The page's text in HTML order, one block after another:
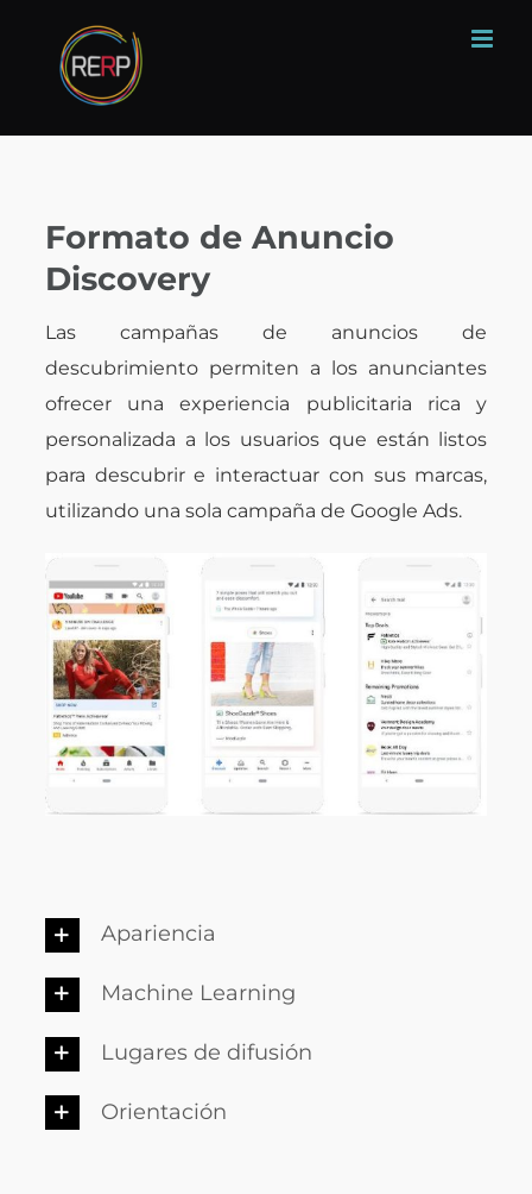
content
Formato de Anuncio
Discovery
Las campañas de anuncios de
descubrimiento permiten a los anunciantes
ofrecer una experiencia publicitaria rica y
personalizada a los usuarios que están listos
para descubrir e interactuar con sus marcas,
utilizando una sola campaña de Google Ads.
Apariencia
Machine Learning
Lugares de difusión
Orientación